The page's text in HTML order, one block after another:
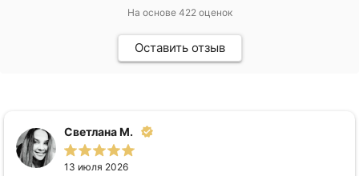
На основе 422оценок
Оставить отзыв
Светлана М.
13 июля 2026